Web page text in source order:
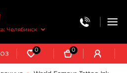
Челябинск
0 0